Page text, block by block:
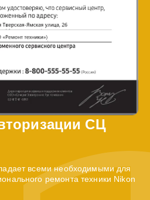
СЦ
всеми необходимыми для
ремонта техники Nikon